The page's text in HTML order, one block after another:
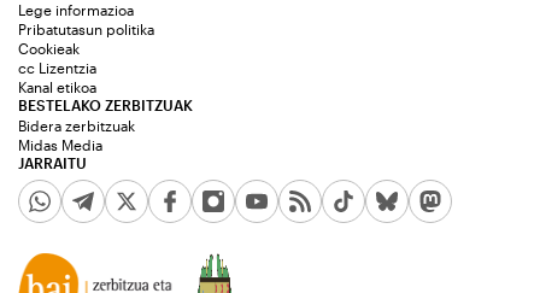
JARRAITU
Lege informazioa
Pribatutasun politika
Cookieak
cc Lizentzia
Kanal etikoa
BESTELAKO ZERBITZUAK
Bidera zerbitzuak
Midas Media